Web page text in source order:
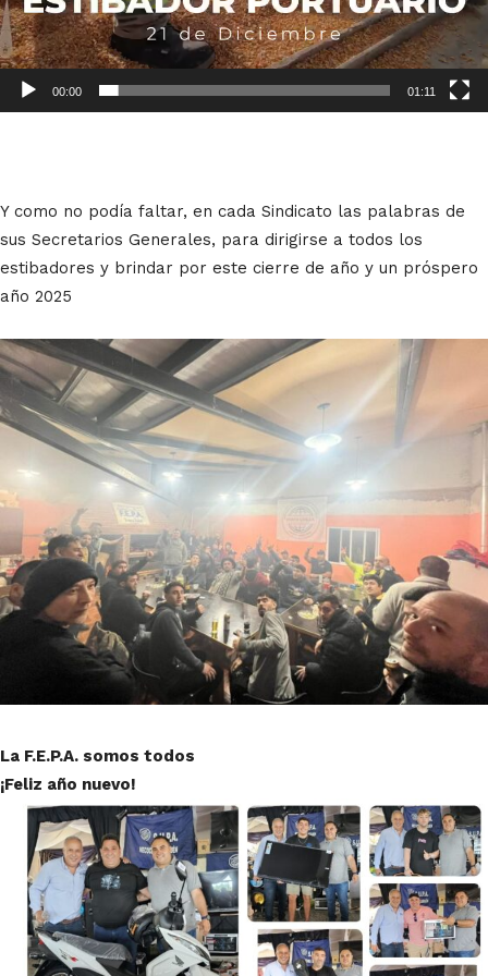
v
í
d
00:00 01:11
Y como no podía faltar, en cada Sindicato las palabras de
sus Secretarios Generales, para dirigirse a todos los
estibadores y brindar por este cierre de año y un próspero
año 2025
La F.E.P.A. somos todos
¡Feliz año nuevo!